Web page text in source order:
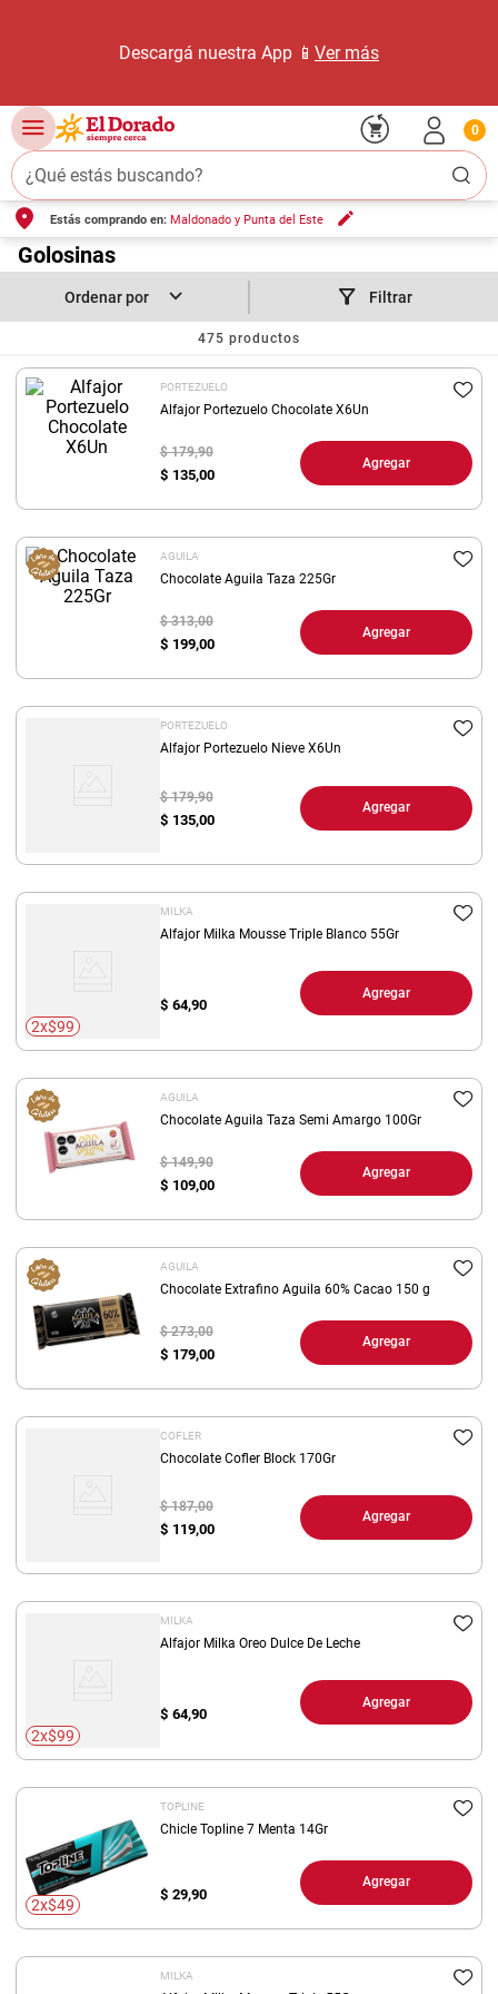
Descargá nuestra App 📱 Ver más
¿Qué estás buscando?
0
Estás comprando en: Maldonado y Punta del Este
Golosinas
Filtrar
475 productos
PORTEZUELO
Alfajor Portezuelo Chocolate X6Un
$ 135,00
$ 179,90
Agregar
AGUILA
Chocolate Aguila Taza 225Gr
$ 199,00
$ 313,00
Agregar
PORTEZUELO
Alfajor Portezuelo Nieve X6Un
$ 135,00
$ 179,90
Agregar
2x$99
MILKA
Alfajor Milka Mousse Triple Blanco 55Gr
$ 64,90
Agregar
AGUILA
Chocolate Aguila Taza Semi Amargo 100Gr
$ 109,00
$ 149,90
Agregar
AGUILA
Chocolate Extrafino Aguila 60% Cacao 150 g
$ 179,00
$ 273,00
Agregar
COFLER
Chocolate Cofler Block 170Gr
$ 119,00
$ 187,00
Agregar
2x$99
MILKA
Alfajor Milka Oreo Dulce De Leche
$ 64,90
Agregar
2x$49
TOPLINE
Chicle Topline 7 Menta 14Gr
$ 29,90
Agregar
MILKA
TÉRMINOS MÁS BUSCADOS
leche
4. queso
5. pollo
. bondiola
. fideos